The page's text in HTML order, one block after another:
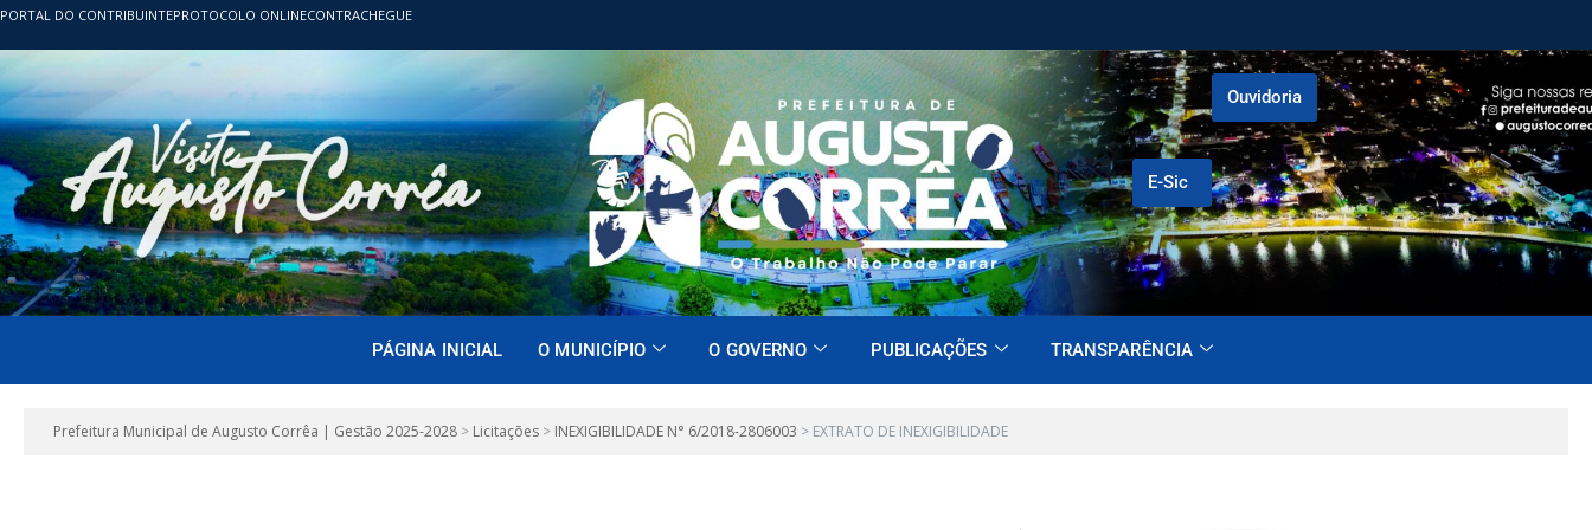
PORTAL DO CONTRIBUINTEPROTOCOLO ONLINECONTRACHEGUE
E-Sic
Ouvidoria
PÁGINA INICIAL O MUNICÍPIO O GOVERNO PUBLICAÇÕES TRANSPARÊNCIA
Prefeitura Municipal de Augusto Corrêa | Gestão 2025-2028 > Licitações > INEXIGIBILIDADE N° 6/2018-2806003 > EXTRATO DE INEXIGIBILIDADE